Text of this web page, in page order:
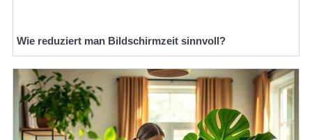
Wie reduziert man Bildschirmzeit sinnvoll?